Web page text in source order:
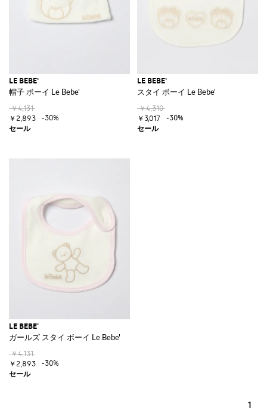
LE BEBE'
帽子 ボーイ Le Bebe'
￥4,131
￥2,893
-30%
LE BEBE'
スタイ ボーイ Le Bebe'
￥4,310
￥3,017
-30%
LE BEBE'
ガールズ スタイ ボーイ Le Bebe'
￥4,131
￥2,893
-30%
1